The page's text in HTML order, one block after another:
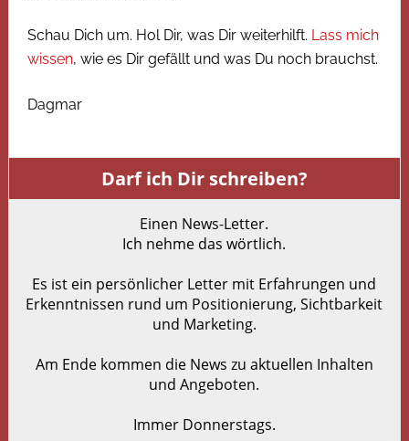
Schau Dich um. Hol Dir, was Dir weiterhilft. Lass mich
wissen, wie es Dir gefällt und was Du noch brauchst.
Dagmar
Darf ich Dir schreiben?
Einen News-Letter.
Ich nehme das wörtlich.
Es ist ein persönlicher Letter mit Erfahrungen und
Erkenntnissen rund um Positionierung, Sichtbarkeit
und Marketing.
Am Ende kommen die News zu aktuellen Inhalten
und Angeboten.
Immer Donnerstags.